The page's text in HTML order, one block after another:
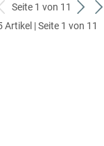
zurück
zum
Seite 1 von 11
zum
Artikel | Seite 1 von 11